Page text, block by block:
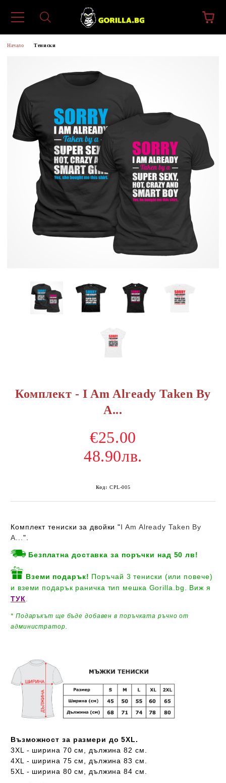
Начало Тениски
Комплект - I Am Already Taken By
A...
€25.00
48.90лв.
Код: CPL-005
Комплект тениски за двойки "I Am Already Taken By
A... ".
Безплатна доставка за поръчки над 50 лв!
Вземи подарък! Поръчай 3 тениски (или повече)
и вземи подарък раничка тип мешка Gorilla.bg. Виж я
ТУК
* Подаръкът ще бъде добавен в поръчката ръчно от
администратор.
Възможност за размери до 5XL.
3XL - ширина 70 см, дължина 82 см.
4XL - ширина 75 см, дължина 83 см.
5XL - ширина 80 см, дължина 84 см.